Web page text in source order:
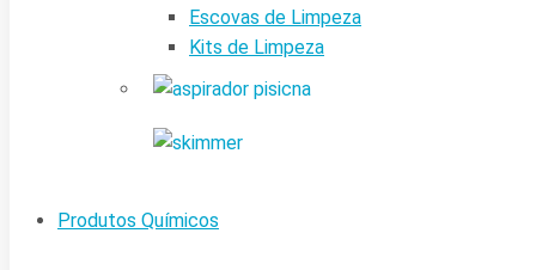
Escovas de Limpeza
Kits de Limpeza
Produtos Químicos